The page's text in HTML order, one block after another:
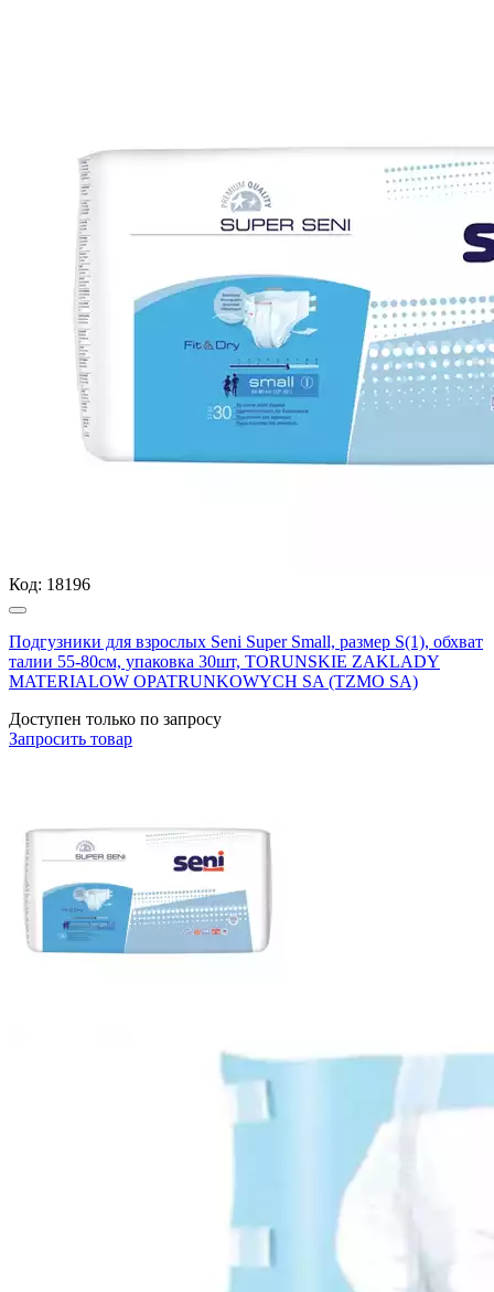
Код: 18196
Подгузники для взрослых Seni Super Small, размер S(1), обхват
талии 55-80см, упаковка 30шт, TORUNSKIE ZAKLADY
MATERIALOW OPATRUNKOWYCH SA (TZMO SA)
Доступен только по запросу
Запросить товар